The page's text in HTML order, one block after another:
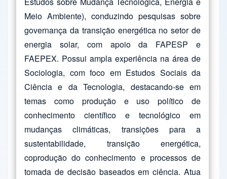
Meio Ambiente), conduzindo pesquisas sobre
governança da transição energética no setor de
energia solar, com apoio da FAPESP e
FAEPEX. Possui ampla experiência na área de
Sociologia, com foco em Estudos Sociais da
Ciência e da Tecnologia, destacando-se em
temas como produção e uso político de
conhecimento científico e tecnológico em
mudanças climáticas, transições para a
sustentabilidade, transição energética,
coprodução do conhecimento e processos de
tomada de decisão baseados em ciência. Atua